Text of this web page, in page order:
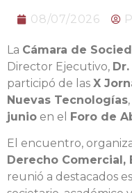
08/07/2026
La Cámara de
Director Ejecutivo,
participó de las X
Nuevas Tecnologías
junio en el Foro de
El encuentro,
Derecho Comercial,
reunió a destacados